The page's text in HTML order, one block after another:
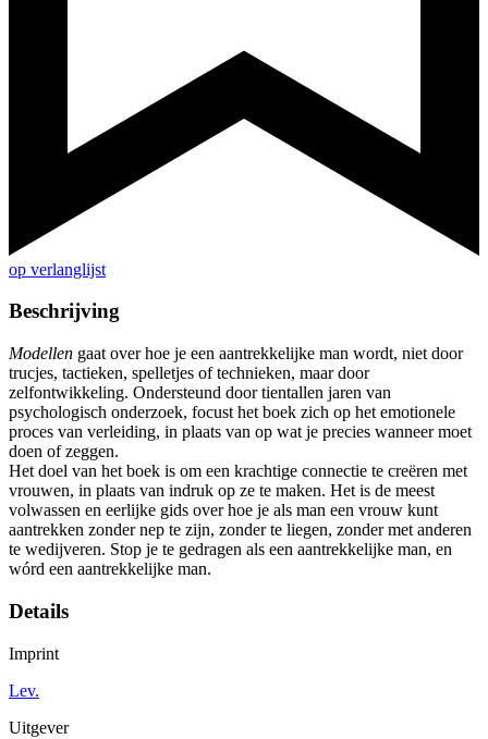
op verlanglijst
Beschrijving
Modellen gaat over hoe je een aantrekkelijke man wordt, niet door
trucjes, tactieken, spelletjes of technieken, maar door
zelfontwikkeling. Ondersteund door tientallen jaren van
psychologisch onderzoek, focust het boek zich op het emotionele
proces van verleiding, in plaats van op wat je precies wanneer moet
doen of zeggen.
Het doel van het boek is om een krachtige connectie te creëren met
vrouwen, in plaats van indruk op ze te maken. Het is de meest
volwassen en eerlijke gids over hoe je als man een vrouw kunt
aantrekken zonder nep te zijn, zonder te liegen, zonder met anderen
te wedijveren. Stop je te gedragen als een aantrekkelijke man, en
wórd een aantrekkelijke man.
Details
Imprint
Lev.
Uitgever